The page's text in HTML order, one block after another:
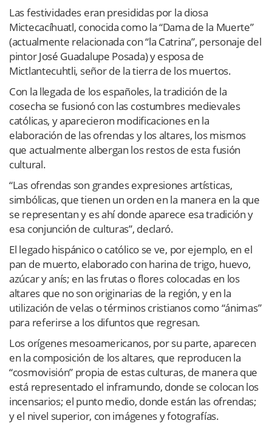
Las festividades eran presididas por la diosa
Mictecacíhuatl, conocida como la “Dama de la Muerte”
(actualmente relacionada con “la Catrina”, personaje del
pintor José Guadalupe Posada) y esposa de
Mictlantecuhtli, señor de la tierra de los muertos.
Con la llegada de los españoles, la tradición de la
cosecha se fusionó con las costumbres medievales
católicas, y aparecieron modificaciones en la
elaboración de las ofrendas y los altares, los mismos
que actualmente albergan los restos de esta fusión
cultural.
“Las ofrendas son grandes expresiones artísticas,
simbólicas, que tienen un orden en la manera en la que
se representan y es ahí donde aparece esa tradición y
esa conjunción de culturas”, declaró.
El legado hispánico o católico se ve, por ejemplo, en el
pan de muerto, elaborado con harina de trigo, huevo,
azúcar y anís; en las frutas o flores colocadas en los
altares que no son originarias de la región, y en la
utilización de velas o términos cristianos como “ánimas”
para referirse a los difuntos que regresan.
Los orígenes mesoamericanos, por su parte, aparecen
en la composición de los altares, que reproducen la
“cosmovisión” propia de estas culturas, de manera que
está representado el inframundo, donde se colocan los
incensarios; el punto medio, donde están las ofrendas;
y el nivel superior, con imágenes y fotografías.